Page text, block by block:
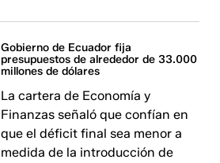
Gobierno de Ecuador fija
presupuestos de alrededor de 33.000
millones de dólares
La cartera de Economía y
Finanzas señaló que confían en
que el déficit final sea menor a
medida de la introducción de